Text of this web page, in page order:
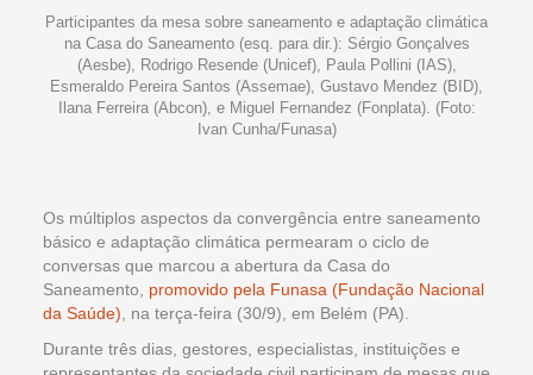
Participantes da mesa sobre saneamento e adaptação climática
na Casa do Saneamento (esq. para dir.): Sérgio Gonçalves
(Aesbe), Rodrigo Resende (Unicef), Paula Pollini (IAS),
Esmeraldo Pereira Santos (Assemae), Gustavo Mendez (BID),
Ilana Ferreira (Abcon), e Miguel Fernandez (Fonplata). (Foto:
Ivan Cunha/Funasa)
Os múltiplos aspectos da convergência entre saneamento
básico e adaptação climática permearam o ciclo de
conversas que marcou a abertura da Casa do
Saneamento, promovido pela Funasa (Fundação Nacional
da Saúde) , na terça-feira (30/9), em Belém (PA).
Durante três dias, gestores, especialistas, instituições e